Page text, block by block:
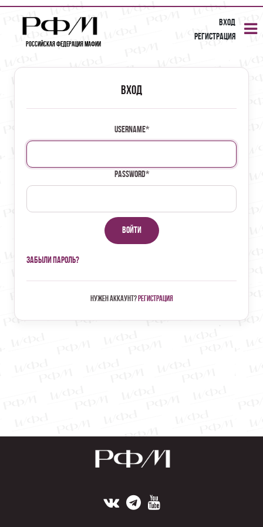
Российская Федерация Мафии
Вход
Регистрация
Вход
Username*
Password*
Войти
Забыли пароль?
Нужен аккаунт?Регистрация